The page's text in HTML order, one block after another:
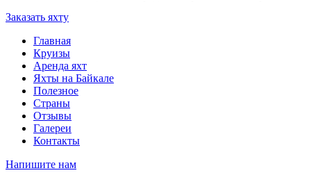
Заказать яхту
Главная
Круизы
Аренда яхт
Яхты на Байкале
Полезное
Страны
Отзывы
Галереи
Контакты
Напишите нам